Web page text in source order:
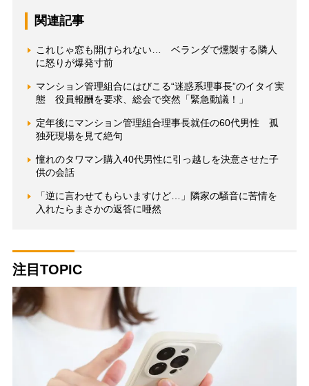
関連記事
これじゃ窓も開けられない… ベランダで燻製する隣人
に怒りが爆発寸前
マンション管理組合にはびこる“迷惑系理事長”のイタイ実
態 役員報酬を要求、総会で突然「緊急動議！」
定年後にマンション管理組合理事長就任の60代男性 孤
独死現場を見て絶句
憧れのタワマン購入40代男性に引っ越しを決意させた子
供の会話
「逆に言わせてもらいますけど…」隣家の騒音に苦情を
入れたらまさかの返答に唖然
注目TOPIC